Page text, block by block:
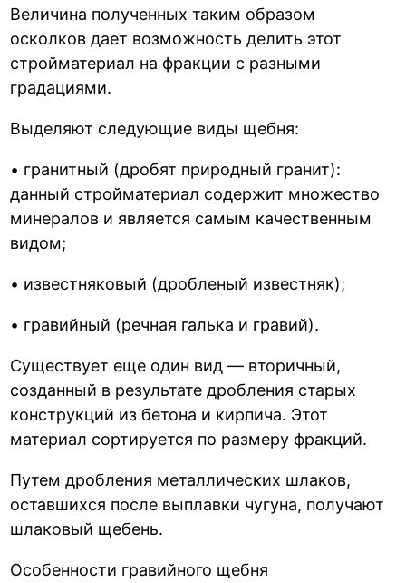
Величина полученных таким образом
осколков дает возможность делить этот
стройматериал на фракции с разными
градациями.
Выделяют следующие виды щебня:
• гранитный (дробят природный гранит):
данный стройматериал содержит множество
минералов и является самым качественным
видом;
• известняковый (дробленый известняк);
• гравийный (речная галька и гравий).
Существует еще один вид — вторичный,
созданный в результате дробления старых
конструкций из бетона и кирпича. Этот
материал сортируется по размеру фракций.
Путем дробления металлических шлаков,
оставшихся после выплавки чугуна, получают
шлаковый щебень.
Особенности гравийного щебня